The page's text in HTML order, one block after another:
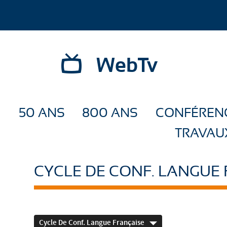
WebTv
50 ANS 800 ANS
CYCLE DE CONF. LANGUE
Cycle De Conf. Langue Française